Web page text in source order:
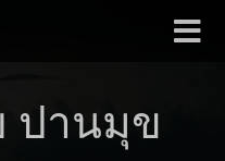
ปานมุข